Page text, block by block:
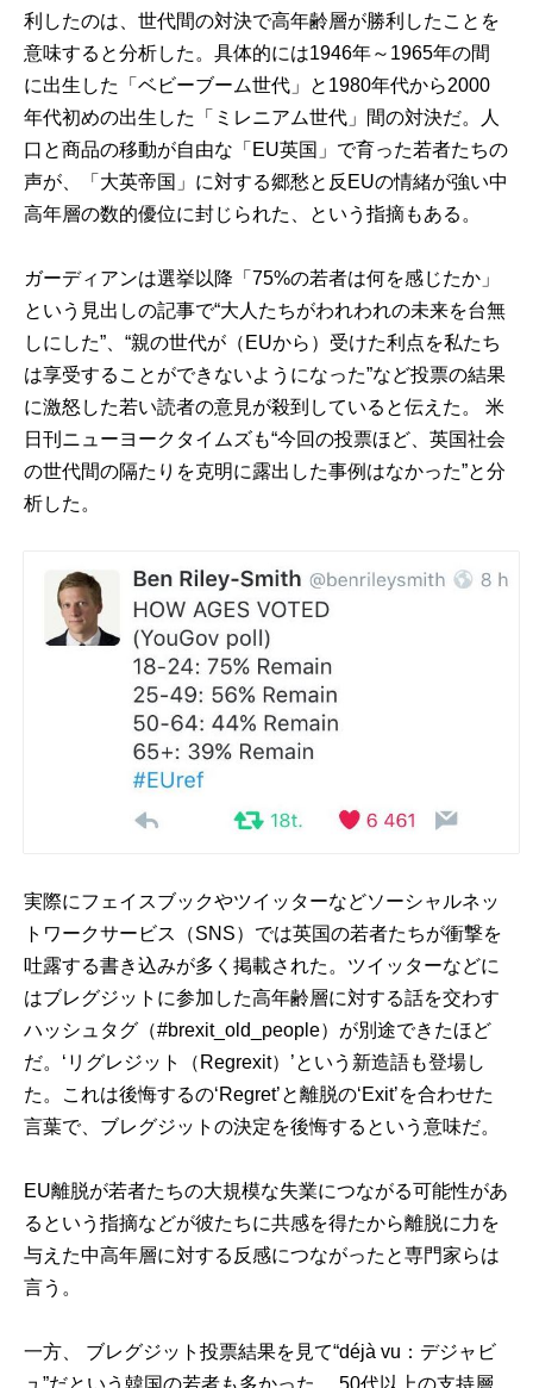
利したのは、世代間の対決で高年齢層が勝利したことを
意味すると分析した。具体的には1946年～1965年の間
に出生した「ベビーブーム世代」と1980年代から2000
年代初めの出生した「ミレニアム世代」間の対決だ。人
口と商品の移動が自由な「EU英国」で育った若者たちの
声が、「大英帝国」に対する郷愁と反EUの情緒が強い中
高年層の数的優位に封じられた、という指摘もある。
ガーディアンは選挙以降「75%の若者は何を感じたか」
という見出しの記事で“大人たちがわれわれの未来を台無
しにした”、“親の世代が（EUから）受けた利点を私たち
は享受することができないようになった”など投票の結果
に激怒した若い読者の意見が殺到していると伝えた。 米
日刊ニューヨークタイムズも“今回の投票ほど、英国社会
の世代間の隔たりを克明に露出した事例はなかった”と分
析した。
実際にフェイスブックやツイッターなどソーシャルネッ
トワークサービス（SNS）では英国の若者たちが衝撃を
吐露する書き込みが多く掲載された。ツイッターなどに
はブレグジットに参加した高年齢層に対する話を交わす
ハッシュタグ（#brexit_old_people）が別途できたほど
だ。‘リグレジット（Regrexit）’という新造語も登場し
た。これは後悔するの‘Regret’と離脱の‘Exit’を合わせた
言葉で、ブレグジットの決定を後悔するという意味だ。
EU離脱が若者たちの大規模な失業につながる可能性があ
るという指摘などが彼たちに共感を得たから離脱に力を
与えた中高年層に対する反感につながったと専門家らは
言う。
一方、 ブレグジット投票結果を見て“déjà vu：デジャビ